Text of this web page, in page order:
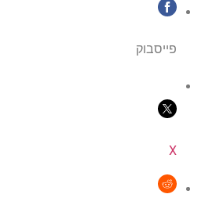
פייסבוק
X